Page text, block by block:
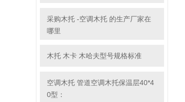
采购木托 -空调木托 的生产厂家在
哪里
木托 木卡 木哈夫型号规格标准
空调木托 管道空调木托保温层40*4
0型：